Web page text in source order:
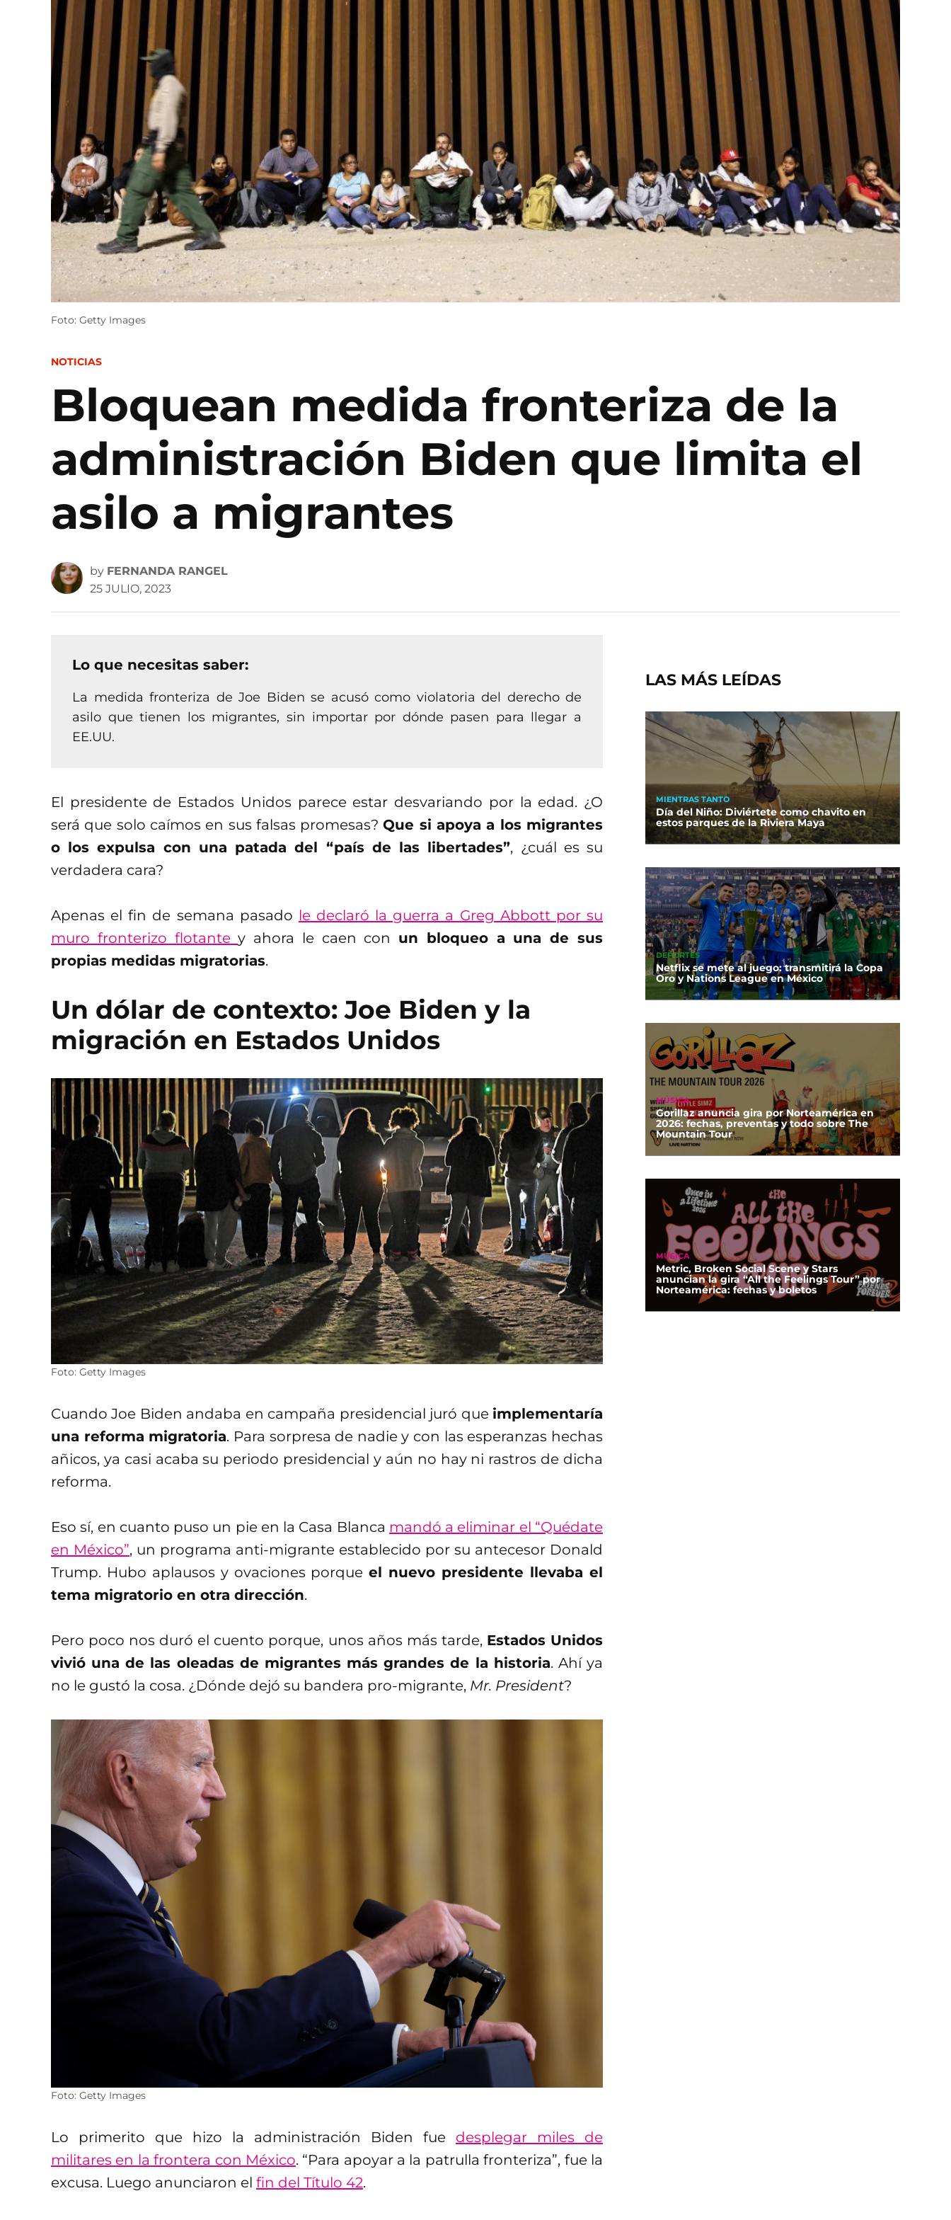
Foto: Getty Images
POSTED
NOTICIAS
Bloquean medida fronteriza de la
administración Biden que limita el
asilo a migrantes
by FERNANDA RANGEL
25 JULIO, 2023
Lo que necesitas saber:
La medida fronteriza de Joe Biden se acusó como violatoria del derecho de
asilo que tienen los migrantes, sin importar por dónde pasen para llegar a
EE.UU.
El presidente de Estados Unidos parece estar desvariando por la edad. ¿O
será que solo caímos en sus falsas promesas?Que si apoya a los migrantes
o los expulsa con una patada del “país de las libertades”, ¿cuál es su
verdadera cara?
Apenas el fin de semana pasado le declaró la guerra a Greg Abbott por su
muro fronterizo flotantey ahora le caen con un bloqueo a una de sus
propias medidas migratorias.
Un dólar de contexto: Joe Biden y la
migración en Estados Unidos
Foto: Getty Images
Cuando Joe Biden andaba en campaña presidencial juró que implementaría
una reforma migratoria. Para sorpresa de nadie y con las esperanzas hechas
añicos, ya casi acaba su periodo presidencial y aún no hay ni rastros de dicha
reforma.
Eso sí, en cuanto puso un pie en la Casa Blanca mandó a eliminar el “Quédate
en México”, un programa anti-migrante establecido por su antecesor Donald
Trump. Hubo aplausos y ovaciones porqueel nuevo presidente llevaba el
tema migratorio en otra dirección.
Pero poco nos duró el cuento porque, unos años más tarde, Estados Unidos
vivió una de las oleadas de migrantes más grandes de la historia. Ahí ya
no le gustó la cosa. ¿Dónde dejó su bandera pro-migrante, Mr. President?
Foto: Getty Images
Lo primerito que hizo la administración Biden fue desplegar miles de
militares en la frontera con México. “Para apoyar a la patrulla fronteriza”, fue la
excusa. Luego anunciaron el fin del Título 42.
LAS MÁS LEÍDAS
MIENTRAS TANTO
Día del Niño: Diviértete como chavito en
estos parques de la Riviera Maya
DEPORTES
Netflix se mete al juego: transmitirá la Copa
Oro y Nations League en México
MÚSICA
Gorillaz anuncia gira por Norteamérica en
2026: fechas, preventas y todo sobre The
Mountain Tour
MÚSICA
Metric, Broken Social Scene y Stars
anuncian la gira “All the Feelings Tour” por
Norteamérica: fechas y boletos